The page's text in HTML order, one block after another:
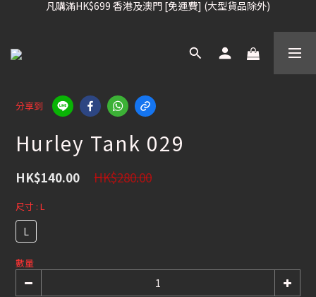
凡購滿HK$699 香港及澳門 [免運費] (大型貨品除外)
滑雪板, 固定器, 滑雪靴, 護目鏡 頭盔 , 85折 / 其他滑雪用品 75折
凡購滿HK$699 香港及澳門 [免運費] (大型貨品除外)
分享到
Hurley Tank 029
HK$280.00
HK$140.00
尺寸 : L
L
數量